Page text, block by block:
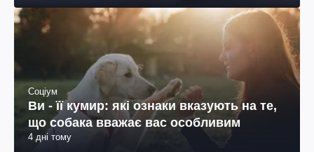
Соціум
Ви - її кумир: які ознаки вказують на те,
що собака вважає вас особливим
4 дні тому